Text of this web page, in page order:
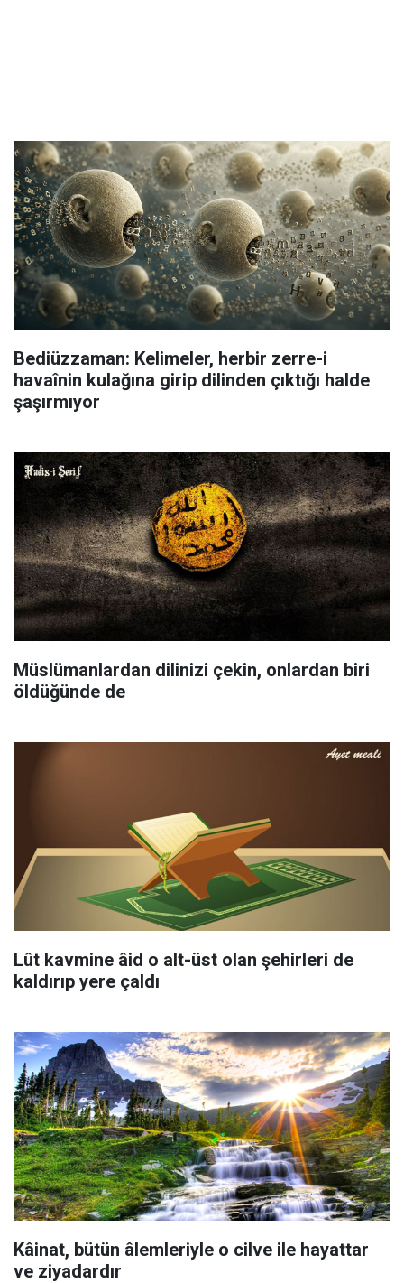
Bediüzzaman: Kelimeler, herbir zerre-i
havaînin kulağına girip dilinden çıktığı halde
şaşırmıyor
Müslümanlardan dilinizi çekin, onlardan biri
öldüğünde de
Lût kavmine âid o alt-üst olan şehirleri de
kaldırıp yere çaldı
Kâinat, bütün âlemleriyle o cilve ile hayattar
ve ziyadardır